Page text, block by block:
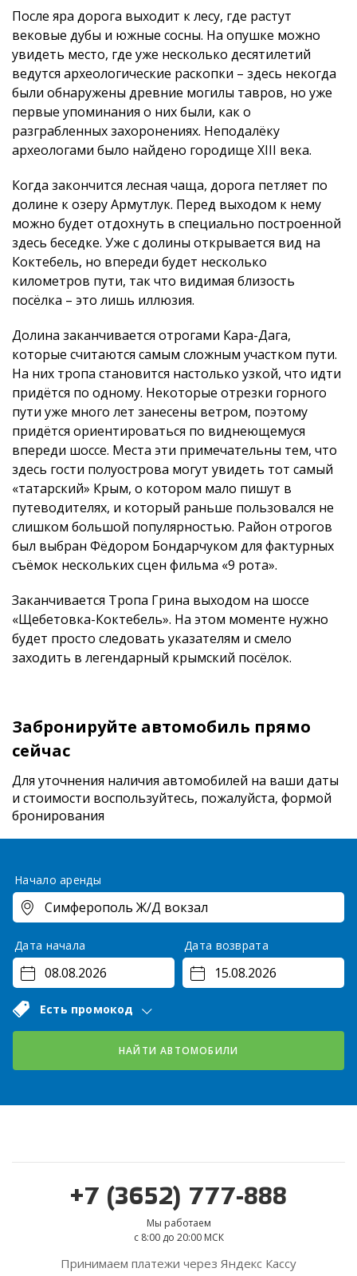
После яра дорога выходит к лесу, где растут
вековые дубы и южные сосны. На опушке можно
увидеть место, где уже несколько десятилетий
ведутся археологические раскопки – здесь некогда
были обнаружены древние могилы тавров, но уже
первые упоминания о них были, как о
разграбленных захоронениях. Неподалёку
археологами было найдено городище XIII века.
Когда закончится лесная чаща, дорога петляет по
долине к озеру Армутлук. Перед выходом к нему
можно будет отдохнуть в специально построенной
здесь беседке. Уже с долины открывается вид на
Коктебель, но впереди будет несколько
километров пути, так что видимая близость
посёлка – это лишь иллюзия.
Долина заканчивается отрогами Кара-Дага,
которые считаются самым сложным участком пути.
На них тропа становится настолько узкой, что идти
придётся по одному. Некоторые отрезки горного
пути уже много лет занесены ветром, поэтому
придётся ориентироваться по виднеющемуся
впереди шоссе. Места эти примечательны тем, что
здесь гости полуострова могут увидеть тот самый
«татарский» Крым, о котором мало пишут в
путеводителях, и который раньше пользовался не
слишком большой популярностью. Район отрогов
был выбран Фёдором Бондарчуком для фактурных
съёмок нескольких сцен фильма «9 рота».
Заканчивается Тропа Грина выходом на шоссе
«Щебетовка-Коктебель». На этом моменте нужно
будет просто следовать указателям и смело
заходить в легендарный крымский посёлок.
Забронируйте автомобиль прямо
сейчас
Для уточнения наличия автомобилей на ваши даты
и стоимости воспользуйтесь, пожалуйста, формой
бронирования
Начало аренды
Дата начала Дата возврата
Есть промокод
НАЙТИ АВТОМОБИЛИ
+7 (3652) 777-888
Мы работаем
с 8:00 до 20:00 МСК
Принимаем платежи через Яндекс Кассу